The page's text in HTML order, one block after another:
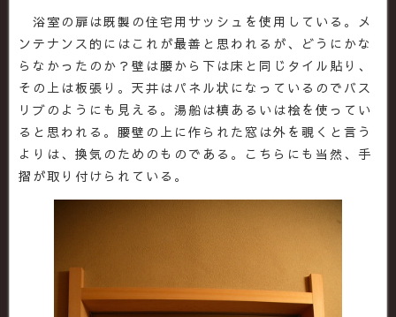
浴室の扉は既製の住宅用サッシュを使用している。メ
ンテナンス的にはこれが最善と思われるが、どうにかな
らなかったのか？壁は腰から下は床と同じタイル貼り、
その上は板張り。天井はパネル状になっているのでバス
リブのようにも見える。湯船は槙あるいは桧を使ってい
ると思われる。腰壁の上に作られた窓は外を覗くと言う
よりは、換気のためのものである。こちらにも当然、手
摺が取り付けられている。